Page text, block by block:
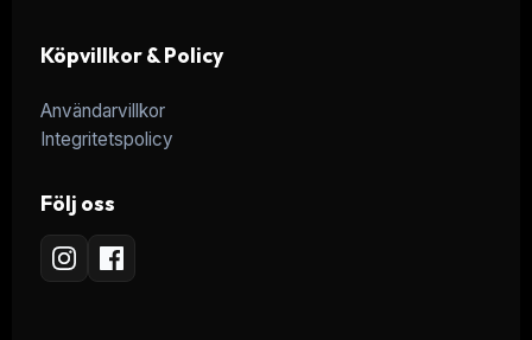
Köpvillkor & Policy
Användarvillkor
Integritetspolicy
Följ oss